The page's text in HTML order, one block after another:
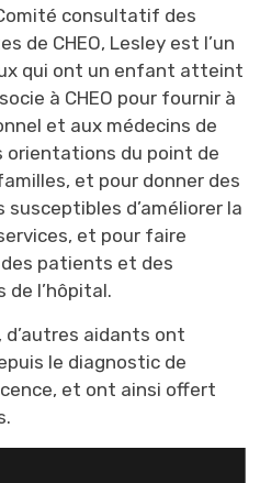
consultatif des
de CHEO, Lesley est l’un
qui ont un enfant atteint
à CHEO pour fournir à
et aux médecins de
orientations du point de
et pour donner des
d’améliorer la
et pour faire
patients et des
l’hôpital.
d’autres aidants ont
le diagnostic de
et ont ainsi offert